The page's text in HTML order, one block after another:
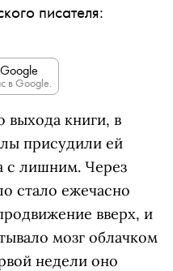
писателя:
в Google.
выхода книги, в
присудили ей
с лишним. Через
стало ежечасно
вверх, и
мозг облачком
недели оно